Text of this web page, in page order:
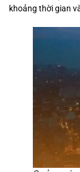
khoảng thời gian